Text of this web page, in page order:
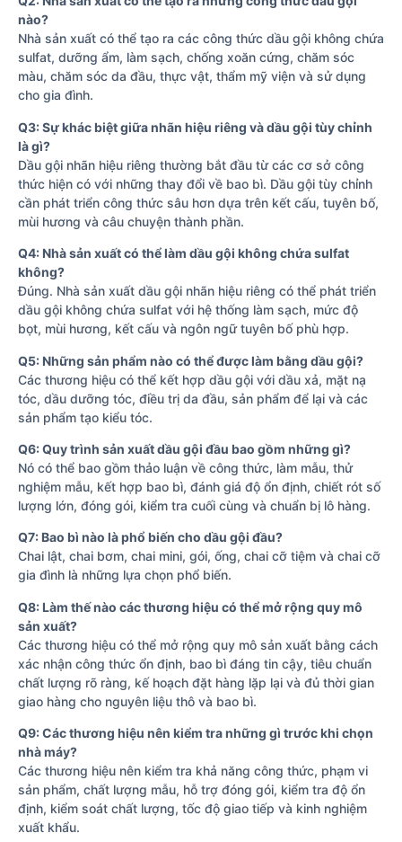
nào?
Nhà sản xuất có thể tạo ra các công thức dầu gội không chứa
sulfat, dưỡng ẩm, làm sạch, chống xoăn cứng, chăm sóc
màu, chăm sóc da đầu, thực vật, thẩm mỹ viện và sử dụng
cho gia đình.
Q3: Sự khác biệt giữa nhãn hiệu riêng và dầu gội tùy chỉnh
là gì?
Dầu gội nhãn hiệu riêng thường bắt đầu từ các cơ sở công
thức hiện có với những thay đổi về bao bì. Dầu gội tùy chỉnh
cần phát triển công thức sâu hơn dựa trên kết cấu, tuyên bố,
mùi hương và câu chuyện thành phần.
Q4: Nhà sản xuất có thể làm dầu gội không chứa sulfat
không?
Đúng. Nhà sản xuất dầu gội nhãn hiệu riêng có thể phát triển
dầu gội không chứa sulfat với hệ thống làm sạch, mức độ
bọt, mùi hương, kết cấu và ngôn ngữ tuyên bố phù hợp.
Q5: Những sản phẩm nào có thể được làm bằng dầu gội?
Các thương hiệu có thể kết hợp dầu gội với dầu xả, mặt nạ
tóc, dầu dưỡng tóc, điều trị da đầu, sản phẩm để lại và các
sản phẩm tạo kiểu tóc.
Q6: Quy trình sản xuất dầu gội đầu bao gồm những gì?
Nó có thể bao gồm thảo luận về công thức, làm mẫu, thử
nghiệm mẫu, kết hợp bao bì, đánh giá độ ổn định, chiết rót số
lượng lớn, đóng gói, kiểm tra cuối cùng và chuẩn bị lô hàng.
Q7: Bao bì nào là phổ biến cho dầu gội đầu?
Chai lật, chai bơm, chai mini, gói, ống, chai cỡ tiệm và chai cỡ
gia đình là những lựa chọn phổ biến.
Q8: Làm thế nào các thương hiệu có thể mở rộng quy mô
sản xuất?
Các thương hiệu có thể mở rộng quy mô sản xuất bằng cách
xác nhận công thức ổn định, bao bì đáng tin cậy, tiêu chuẩn
chất lượng rõ ràng, kế hoạch đặt hàng lặp lại và đủ thời gian
giao hàng cho nguyên liệu thô và bao bì.
Q9: Các thương hiệu nên kiểm tra những gì trước khi chọn
nhà máy?
Các thương hiệu nên kiểm tra khả năng công thức, phạm vi
sản phẩm, chất lượng mẫu, hỗ trợ đóng gói, kiểm tra độ ổn
định, kiểm soát chất lượng, tốc độ giao tiếp và kinh nghiệm
xuất khẩu.